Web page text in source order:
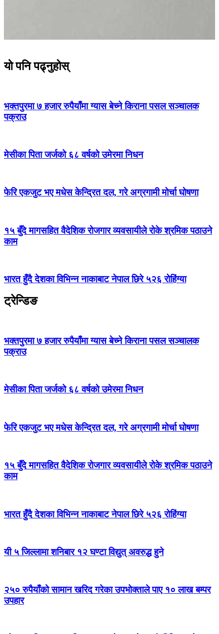
यो पनि पढ्नुहोस्
भक्तपुरमा ७ हजार रुपैयाँमा ग्यास बेच्ने किराना पसल सञ्चालक
पक्राउ
मेसीका पिता जर्जको ६८ वर्षको उमेरमा निधन
फेरि एकजुट भए मधेस केन्द्रित दल, गरे अग्रगामी मोर्चा घोषणा
१५ बुँदे मागसहित वैदेशिक रोजगार व्यवसायीले रोके श्रमिक पठाउने
काम
भारत हुँदै देशका विभिन्न नाकाबाट नेपाल छिरे ५२६ रोहिंग्या
ट्रेन्डिङ
भक्तपुरमा ७ हजार रुपैयाँमा ग्यास बेच्ने किराना पसल सञ्चालक
पक्राउ
मेसीका पिता जर्जको ६८ वर्षको उमेरमा निधन
फेरि एकजुट भए मधेस केन्द्रित दल, गरे अग्रगामी मोर्चा घोषणा
१५ बुँदे मागसहित वैदेशिक रोजगार व्यवसायीले रोके श्रमिक पठाउने
काम
भारत हुँदै देशका विभिन्न नाकाबाट नेपाल छिरे ५२६ रोहिंग्या
यी ५ जिल्लामा शनिबार १२ घण्टा विद्युत् अवरुद्ध हुने
२५० रुपैयाँको सामान खरिद गरेका उपभोक्ताले पाए १० लाख बम्पर
उपहार